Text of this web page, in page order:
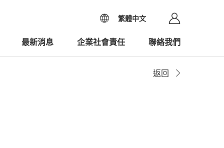
繁體中文
最新消息 企業社會責任 聯絡我們
返回